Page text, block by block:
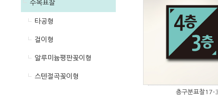
수목표찰
타공형
걸이형
알루미늄평판꽂이형
스텐절곡꽂이형
층구분표찰17-